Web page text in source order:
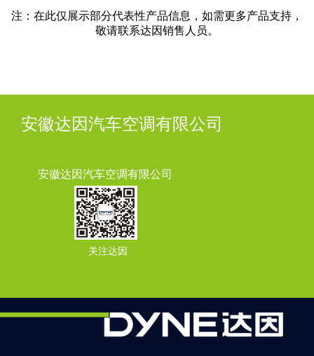
注：在此仅展示部分代表性产品信息，如需更多产品支持，
敬请联系达因销售人员。
安徽达因汽车空调有限公司
安徽达因汽车空调有限公司
关注达因